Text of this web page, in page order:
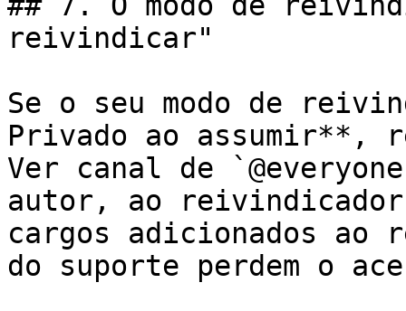
reivindicar"
Se o seu modo de
Privado ao assumir**,
Ver canal de
autor, ao
cargos adicionados ao
do suporte perdem o